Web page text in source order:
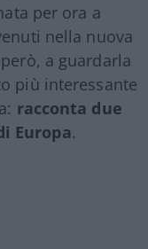
per ora a
nella nuova
a guardarla
più interessante
racconta due
Europa.